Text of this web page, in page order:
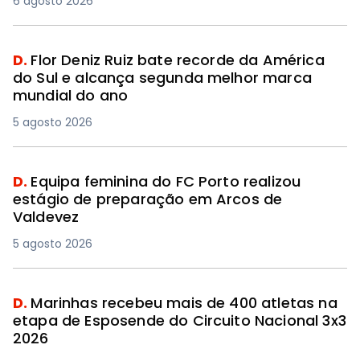
D. Flor Deniz Ruiz bate recorde da América
do Sul e alcança segunda melhor marca
mundial do ano
5 agosto 2026
D. Equipa feminina do FC Porto realizou
estágio de preparação em Arcos de
Valdevez
5 agosto 2026
D. Marinhas recebeu mais de 400 atletas na
etapa de Esposende do Circuito Nacional 3x3
2026